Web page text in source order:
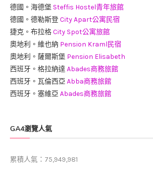
德國。海德堡 Steffis Hostel青年旅館
德國。德勒斯登City Apart公寓民宿
捷克。布拉格City Spot公寓旅館
奧地利。維也納 Pension Kraml民宿
奧地利。薩爾斯堡 Pension Elisabeth
西班牙。格拉納達 Abades商務旅館
西班牙。瓦倫西亞 Abba商務旅館
西班牙。塞維亞 Abades商務旅館
GA4瀏覽人氣
累積人氣：75,949,981